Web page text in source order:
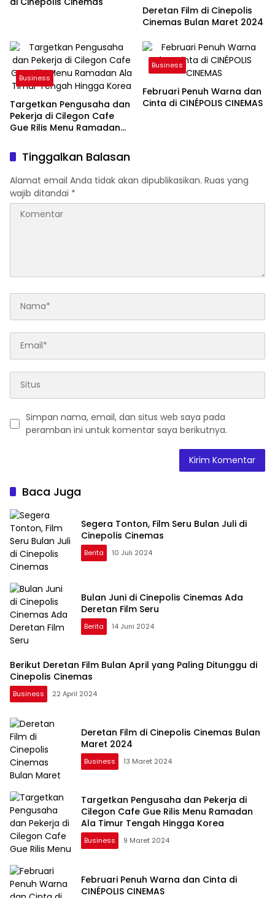
Deretan Film di Cinepolis
Cinemas Bulan Maret 2024
Business
Targetkan Pengusaha dan
Pekerja di Cilegon Cafe
Gue Rilis Menu Ramadan
Korea
Business
Februari Penuh Warna dan
Cinta di CINÉPOLIS CINEMAS
Tinggalkan Balasan
Alamat email Anda tidak akan dipublikasikan. Ruas yang
wajib ditandai *
Simpan nama, email, dan situs web saya pada
peramban ini untuk komentar saya berikutnya.
Baca Juga
Segera Tonton, Film Seru Bulan Juli di
Cinepolis Cinemas
Berita 10 Juli 2024
Bulan Juni di Cinepolis Cinemas Ada
Deretan Film Seru
Berita 14 Juni 2024
Berikut Deretan Film Bulan April yang Paling Ditunggu di
Cinepolis Cinemas
Business 22 April 2024
Deretan Film di Cinepolis Cinemas Bulan
Maret 2024
Business 13 Maret 2024
Targetkan Pengusaha dan Pekerja di
Cilegon Cafe Gue Rilis Menu Ramadan
Ala Timur Tengah Hingga Korea
Business 9 Maret 2024
Februari Penuh Warna dan Cinta di
CINÉPOLIS CINEMAS